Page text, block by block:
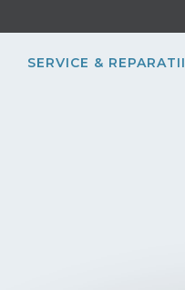
SERVICE & REPARATII